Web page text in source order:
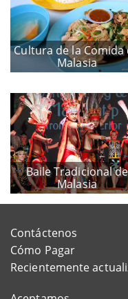
Cultura de la Comida
Malasia
Baile Tradicional de
Malasia
Contáctenos
Cómo Pagar
Recientemente